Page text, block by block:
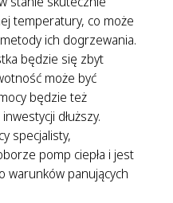
temperatury, co może
ich dogrzewania.
będzie się zbyt
może być
będzie też
dłuższy.
specjalisty,
pomp ciepła i jest
warunków panujących